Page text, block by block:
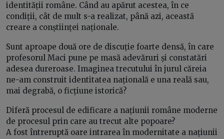
identității române. Când au apărut acestea, în ce
condiții, cât de mult s-a realizat, până azi, această
creare a conștiinței naționale.
Sunt aproape două ore de discuție foarte densă, în care
profesorul Maci pune pe masă adevăruri și constatări
adesea dureroase. Imaginea trecutului în jurul căreia
ne-am construit identitatea națională e una reală sau,
mai degrabă, o ficțiune istorică?
Diferă procesul de edificare a națiunii române moderne
de procesul prin care au trecut alte popoare?
A fost întreruptă oare intrarea în modernitate a națiunii